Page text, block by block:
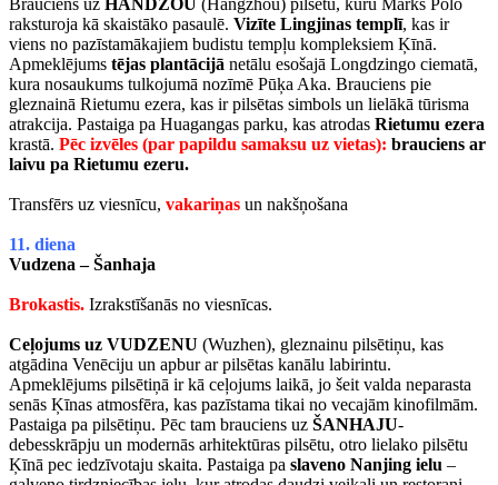
Brauciens uz HANDŽOU (Hangzhou) pilsētu, kuru Marks Polo
raksturoja kā skaistāko pasaulē. Vizīte Lingjinas templī, kas ir
viens no pazīstamākajiem budistu tempļu kompleksiem Ķīnā.
Apmeklējums tējas plantācijā netālu esošajā Longdzingo ciematā,
kura nosaukums tulkojumā nozīmē Pūķa Aka. Brauciens pie
gleznainā Rietumu ezera, kas ir pilsētas simbols un lielākā tūrisma
atrakcija. Pastaiga pa Huagangas parku, kas atrodas Rietumu ezera
krastā. Pēc izvēles (par papildu samaksu uz vietas): brauciens ar
laivu pa Rietumu ezeru.
Transfērs uz viesnīcu, vakariņas un nakšņošana
11. diena
Vudzena – Šanhaja
Brokastis. Izrakstīšanās no viesnīcas.
Ceļojums uz VUDZENU (Wuzhen), gleznainu pilsētiņu, kas
atgādina Venēciju un apbur ar pilsētas kanālu labirintu.
Apmeklējums pilsētiņā ir kā ceļojums laikā, jo šeit valda neparasta
senās Ķīnas atmosfēra, kas pazīstama tikai no vecajām kinofilmām.
Pastaiga pa pilsētiņu. Pēc tam brauciens uz ŠANHAJU-
debesskrāpju un modernās arhitektūras pilsētu, otro lielako pilsētu
Ķīnā pec iedzīvotaju skaita. Pastaiga pa slaveno Nanjing ielu –